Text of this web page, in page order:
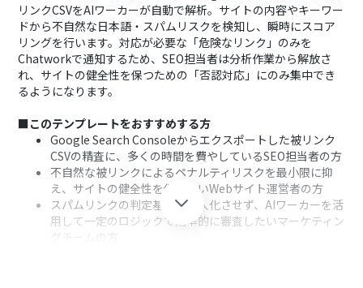
リンクCSVをAIワーカーが自動で解析。サイトの内容やキーワー
ドから不自然な日本語・スパムリスクを検知し、瞬時にスコア
リングを行います。対応が必要な「危険なリンク」のみを
Chatworkで通知するため、SEO担当者は分析作業から解放さ
れ、サイトの健全性を保つための「否認対応」にのみ集中でき
るようになります。
■このテンプレートをおすすめする方
Google Search Consoleからエクスポートした被リンク
CSVの精査に、多くの時間を費やしているSEO担当者の方
不自然な被リンクによるペナルティリスクを最小限に抑
え、サイトの健全性を保ちたいWebサイト運営者の方
スパムリンクの判定基準を属人化させず、AIワーカーを活
用して一定のロジックで効率的に審査したいマーケティン